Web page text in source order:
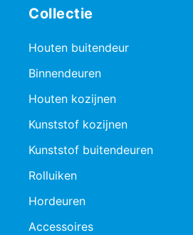
Collectie
Houten buitendeur
Binnendeuren
Houten kozijnen
Kunststof kozijnen
Kunststof buitendeuren
Rolluiken
Hordeuren
Accessoires